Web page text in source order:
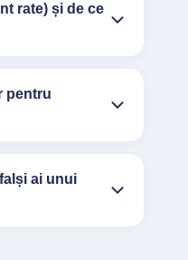
rate) și de ce
pentru
ai unui